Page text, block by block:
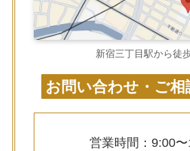
新宿三丁目駅から徒
お問い合わせ・ご相
営業時間：9:00